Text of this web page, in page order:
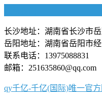
长沙地址：湖南省长沙市
岳阳地址：湖南省岳阳市
联系电话：13975088831
邮箱：251635860@qq.com
qy千亿-千亿(国际)唯一官